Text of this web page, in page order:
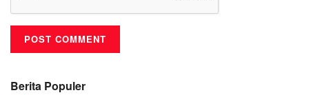
Berita Populer